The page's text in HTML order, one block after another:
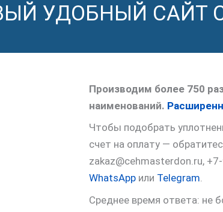
УДОБНЫЙ САЙТ
Производим более 750
наименований.
Чтобы подобрать
счет на оплату —
zakaz@cehmasterdon.ru,
WhatsApp или Telegram.
Среднее время ответа: не